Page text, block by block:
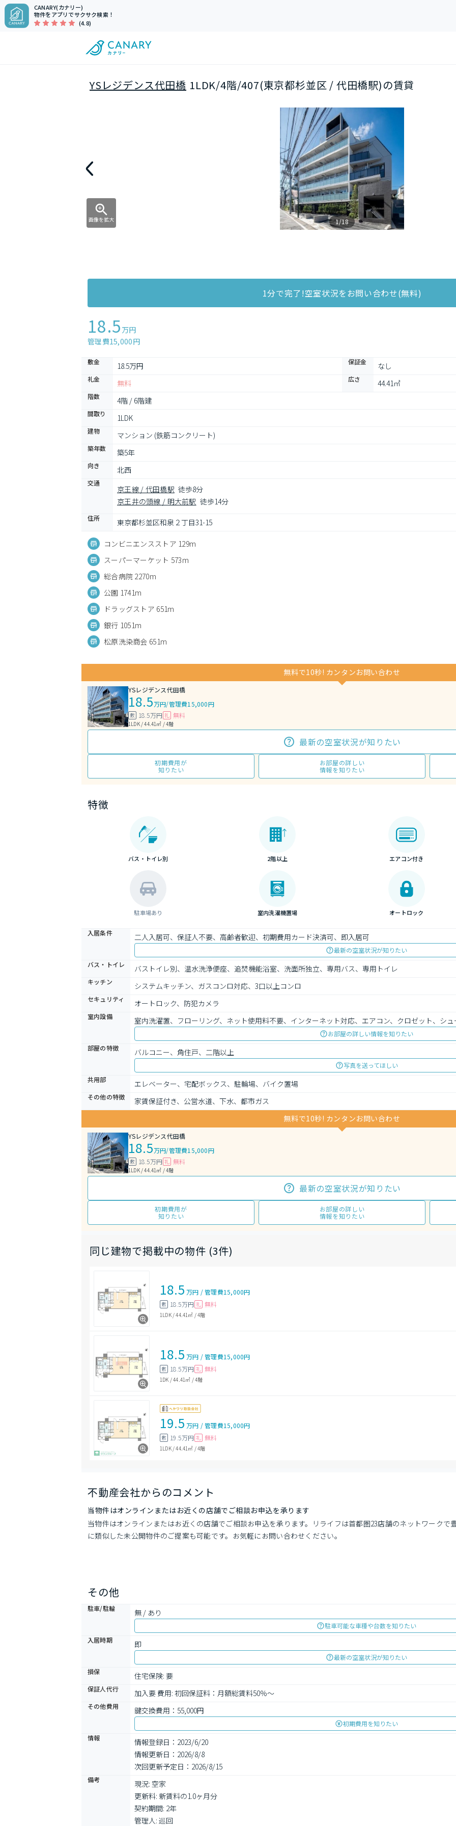
CANARY(カナリー)
物件をアプリでサクサク検索！
(4.8)
YSレジデンス代田橋 1LDK/4階/407(東京都杉並区 / 代田橋駅)の賃貸
画像を拡大 1/18
1分で完了!空室状況をお問い合わせ(無料)
18.5 万円
管理費15,000円
敷金 18.5万円 保証金 なし
礼金 無料 広さ 44.41㎡
階数 4階 / 6階建
間取り 1LDK
建物 マンション (鉄筋コンクリート)
築年数 築5年
向き 北西
交通
京王線 / 代田橋駅 徒歩8分
京王井の頭線 / 明大前駅 徒歩14分
住所 東京都杉並区和泉２丁目31-15
コンビニエンスストア 129m
スーパーマーケット 573m
総合病院 2270m
公園 1741m
ドラッグストア 651m
銀行 1051m
松原洗染商会 651m
無料で10秒! カンタンお問い合わせ
YSレジデンス代田橋
18.5万円/管理費15,000円
敷 18.5万円 礼 無料
1LDK / 44.41㎡ / 4階
最新の空室状況が知りたい
初期費用が
知りたい
お部屋の詳しい
情報を知りたい
特徴
バス・トイレ別 2階以上 エアコン付き
駐車場あり 室内洗濯機置場 オートロック
入居条件 二人入居可、保証人不要、高齢者歓迎、初期費用カード決済可、即入居可
最新の空室状況が知りたい
バス・トイレ
バストイレ別、温水洗浄便座、追焚機能浴室、洗面所独立、専用バス、専用トイレ
キッチン システムキッチン、ガスコンロ対応、3口以上コンロ
セキュリティ オートロック、防犯カメラ
室内設備 室内洗濯置、フローリング、ネット使用料不要、インターネット対応、エアコン、クロゼット、シュ
お部屋の詳しい情報を知りたい
部屋の特徴
バルコニー、角住戸、二階以上
写真を送ってほしい
共用部
エレベーター、宅配ボックス、駐輪場、バイク置場
その他の特徴
家賃保証付き、公営水道、下水、都市ガス
無料で10秒! カンタンお問い合わせ
YSレジデンス代田橋
18.5万円/管理費15,000円
敷 18.5万円 礼 無料
1LDK / 44.41㎡ / 4階
最新の空室状況が知りたい
初期費用が
知りたい
お部屋の詳しい
情報を知りたい
同じ建物で掲載中の物件 (3件)
18.5 万円 /管理費15,000円
敷 18.5万円 礼 無料
1LDK/44.41㎡ /4階
18.5 万円 /管理費15,000円
敷 18.5万円 礼 無料
1DK /44.41㎡ /4階
19.5 万円 /管理費15,000円
敷 19.5万円 礼 無料
1LDK/44.41㎡ /4階
不動産会社からのコメント
当物件はオンラインまたはお近くの店舗でご相談お申込を承ります
当物件はオンラインまたはお近くの店舗でご相談お申込を承ります。リライフは首都圏23店舗のネットワークで
に類似した未公開物件のご提案も可能です。お気軽にお問い合わせください。
その他
駐車/駐輪 無 / あり
駐車可能な車種や台数を知りたい
入居時期
即
最新の空室状況が知りたい
損保
住宅保険: 要
保証人代行 加入要 費用: 初回保証料：月額総賃料50％～
その他費用 鍵交換費用：55,000円
初期費用を知りたい
情報
情報登録日：2023/6/20
情報更新日：2026/8/8
次回更新予定日：2026/8/15
備考
現況: 空家
更新料: 新賃料の1.0ヶ月分
契約期間: 2年
管理人: 巡回